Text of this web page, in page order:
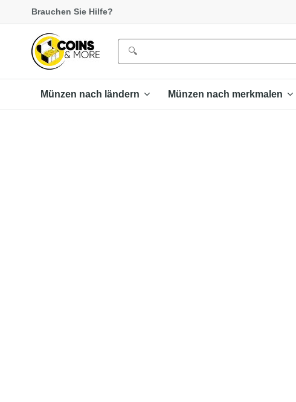
Brauchen Sie Hilfe?
Münzen nach ländern Münzen nach merkmalen